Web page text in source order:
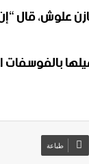
من الفوسفات منذ سقوط
طباعة